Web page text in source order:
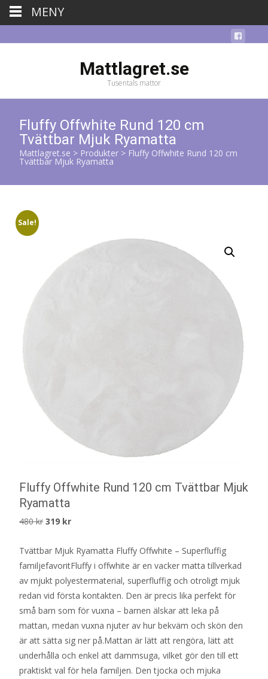
Mattlagret.se
Tusentals mattor
Fluffy Offwhite Rund 120 cm
Tvättbar Mjuk Ryamatta
Mattlagret.se > Produkter > Fluffy Offwhite Rund 120 cm
Tvättbar Mjuk Ryamatta
Sale!
Fluffy Offwhite Rund 120 cm Tvättbar Mjuk
Ryamatta
480kr Det
priset
var:
480 kr.
319 krDet
priset
är:
319 kr.
Tvättbar Mjuk Ryamatta Fluffy Offwhite – Superfluffig
familjefavoritFluffy i offwhite är en vacker matta tillverkad
av mjukt polyestermaterial, superfluffig och otroligt mjuk
redan vid första kontakten. Den är precis lika perfekt för
små barn som för vuxna – barnen älskar att leka på
mattan, medan vuxna njuter av hur bekväm och skön den
är att sätta sig ner på.Mattan är lätt att rengöra, lätt att
underhålla och enkel att dammsuga, vilket gör den till ett
praktiskt val för hela familjen. Den tjocka och mjuka
MENY